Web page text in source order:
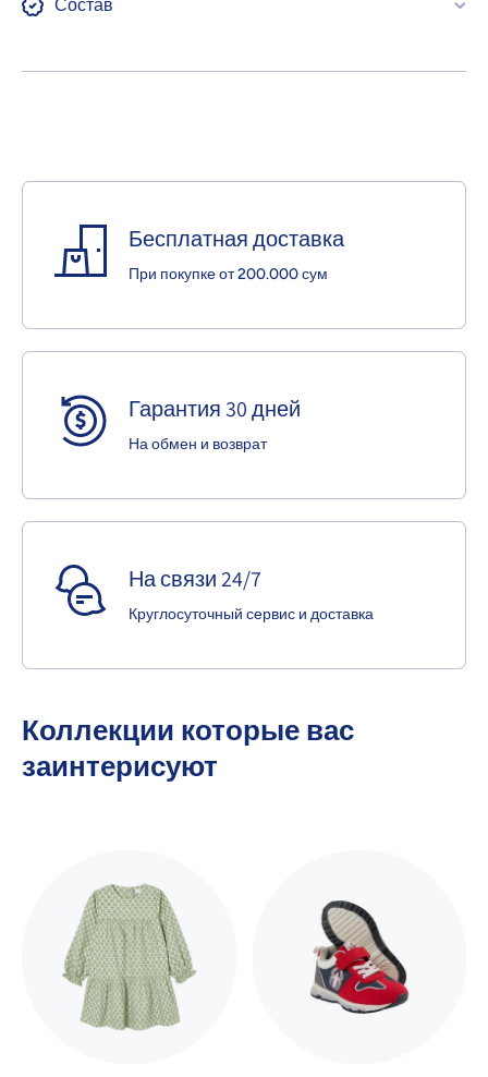
Состав
Бесплатная доставка
При покупке от 200.000 сум
Гарантия 30 дней
На обмен и возврат
На связи 24/7
Круглосуточный сервис и доставка
Коллекции которые вас
заинтерисуют